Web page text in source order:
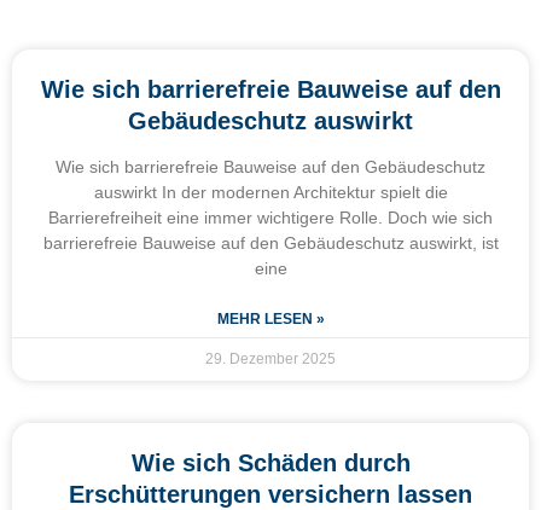
Wie sich barrierefreie Bauweise auf den
Gebäudeschutz auswirkt
Wie sich barrierefreie Bauweise auf den Gebäudeschutz
auswirkt In der modernen Architektur spielt die
Barrierefreiheit eine immer wichtigere Rolle. Doch wie sich
barrierefreie Bauweise auf den Gebäudeschutz auswirkt, ist
eine
MEHR LESEN »
29. Dezember 2025
Wie sich Schäden durch
Erschütterungen versichern lassen